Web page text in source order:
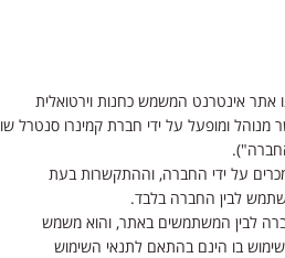
אתר אינטרנט המשמש כחנות וירטואלית
מנוהל ומופעל על ידי חברת קמינרו סנטרל שו
על ידי החברה, וההתקשרות בעת
לבין החברה בלבד.
לבין המשתמשים באתר, והוא משמש
בו הינם בהתאם לתנאי השימוש